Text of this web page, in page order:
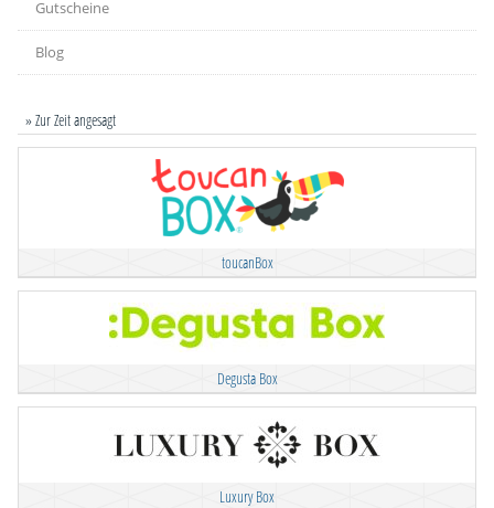
Gutscheine
Blog
» Zur Zeit angesagt
toucanBox
Degusta Box
Luxury Box